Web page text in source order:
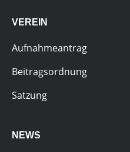
VEREIN
Aufnahmeantrag
Beitragsordnung
Satzung
NEWS